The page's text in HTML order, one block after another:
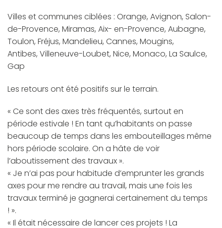
Villes et communes ciblées : Orange, Avignon, Salon-
de-Provence, Miramas, Aix- en-Provence, Aubagne,
Toulon, Fréjus, Mandelieu, Cannes, Mougins,
Antibes, Villeneuve-Loubet, Nice, Monaco, La Saulce,
Gap
Les retours ont été positifs sur le terrain.
« Ce sont des axes très fréquentés, surtout en
période estivale ! En tant qu’habitants on passe
beaucoup de temps dans les embouteillages même
hors période scolaire. On a hâte de voir
l’aboutissement des travaux ».
« Je n’ai pas pour habitude d’emprunter les grands
axes pour me rendre au travail, mais une fois les
travaux terminé je gagnerai certainement du temps
! ».
« Il était nécessaire de lancer ces projets ! La